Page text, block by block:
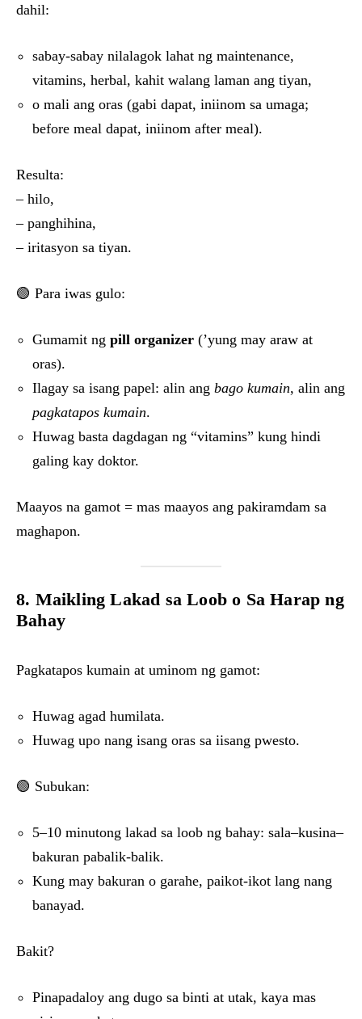
dahil:
sabay-sabay nilalagok lahat ng maintenance,
vitamins, herbal, kahit walang laman ang tiyan,
o mali ang oras (gabi dapat, iniinom sa umaga;
before meal dapat, iniinom after meal).
Resulta:
– hilo,
– panghihina,
– iritasyon sa tiyan.
🟢 Para iwas gulo:
Gumamit ng pill organizer (’yung may araw at
oras).
Ilagay sa isang papel: alin ang bago kumain, alin ang
pagkatapos kumain.
Huwag basta dagdagan ng “vitamins” kung hindi
galing kay doktor.
Maayos na gamot = mas maayos ang pakiramdam sa
maghapon.
8. Maikling Lakad sa Loob o Sa Harap ng
Bahay
Pagkatapos kumain at uminom ng gamot:
Huwag agad humilata.
Huwag upo nang isang oras sa iisang pwesto.
🟢 Subukan:
5–10 minutong lakad sa loob ng bahay: sala–kusina–
bakuran pabalik-balik.
Kung may bakuran o garahe, paikot-ikot lang nang
banayad.
Bakit?
Pinapadaloy ang dugo sa binti at utak, kaya mas